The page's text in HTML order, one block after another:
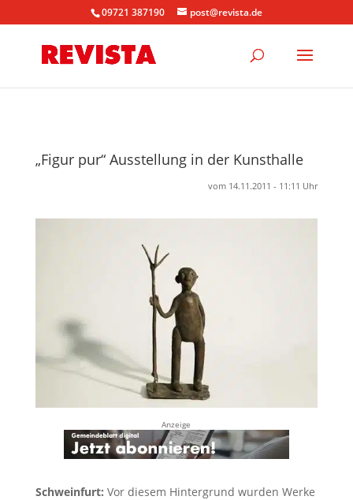
09721 387190 post@revista.de
„Figur pur“ Ausstellung in der Kunsthalle
vom 14.11.2011 - 11:11 Uhr
Anzeige
Schweinfurt: Vor diesem Hintergrund wurden Werke